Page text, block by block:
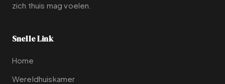
zich thuis mag voelen.
Snelle Link
Home
Wereldhuiskamer